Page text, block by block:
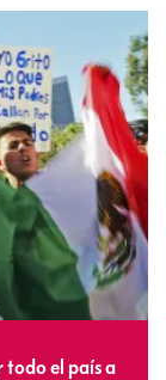
todo el país a